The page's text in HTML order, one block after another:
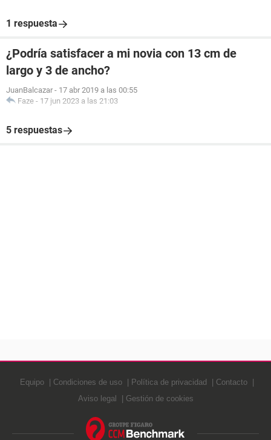
1 respuesta
¿Podría satisfacer a mi novia con 13 cm de
largo y 3 de ancho?
JuanBalcazar - 17 abr 2019 a las 00:55
Faze - 17 jun 2023 a las 21:03
5 respuestas
Equipo Condiciones de uso Política de privacidad
Contacto
Aviso legal
Gestión de cookies